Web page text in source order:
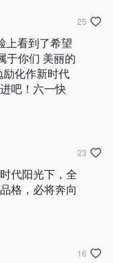
上看到了希望
于你们 美丽的
励化作新时代
吧！六一快
25
代阳光下，全
格，必将奔向
23
16